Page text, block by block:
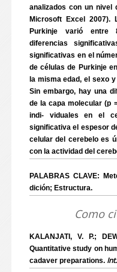
analizados con un nivel
Microsoft Excel
Purkinje varió entre
diferencias
significativas en el
de células de Purkinje
la misma edad, el sexo
Sin embargo, hay una
de la capa molecular (p
indi- viduales en el
significativa el espesor
celular del cerebelo es
con la actividad del
PALABRAS CLAVE:
dición; Estructura.
Como
KALANJATI, V. P.;
Quantitative study on
cadaver preparations.